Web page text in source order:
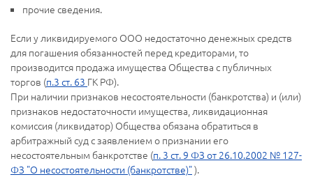
прочие сведения.
Если у ликвидируемого ООО недостаточно денежных средств
для погашения обязанностей перед кредиторами, то
производится продажа имущества Общества с публичных
торгов (п.3 ст. 63 ГК РФ).
При наличии признаков несостоятельности (банкротства) и (или)
признаков недостаточности имущества, ликвидационная
комиссия (ликвидатор) Общества обязана обратиться в
арбитражный суд с заявлением о признании его
несостоятельным банкротстве (п. 3 ст. 9 ФЗ от 26.10.2002 № 127-
ФЗ "О несостоятельности (банкротстве)").